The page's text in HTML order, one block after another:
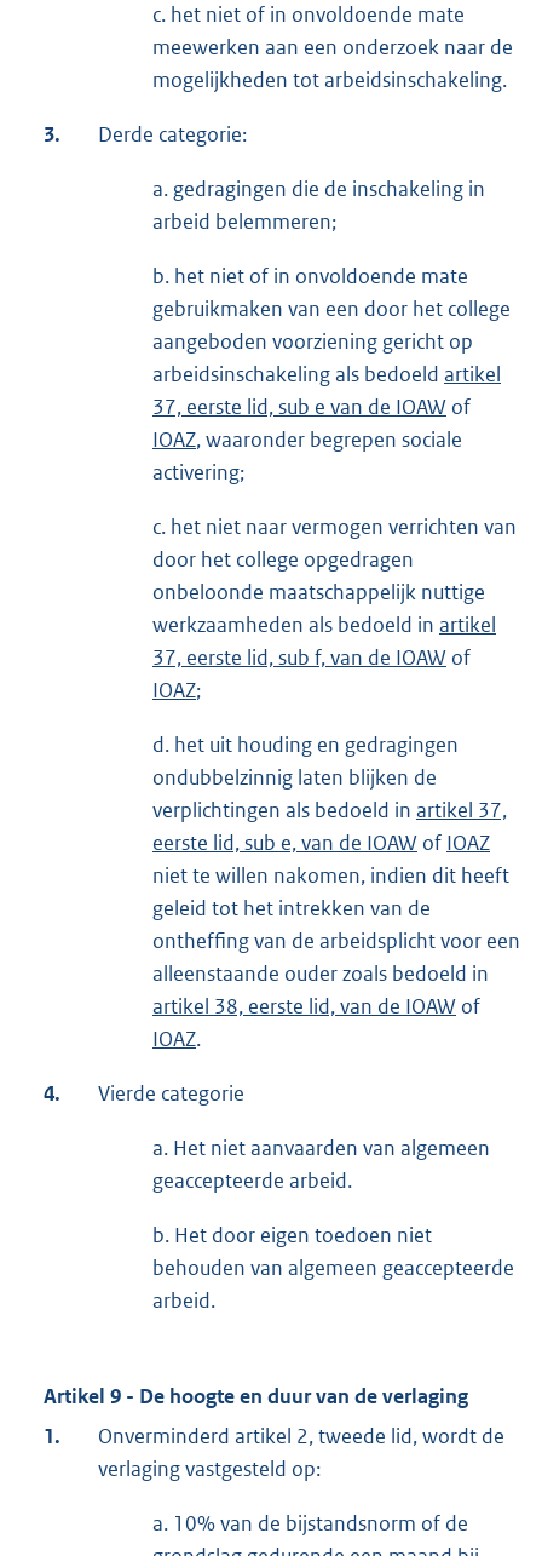
c. het niet of in onvoldoende mate
meewerken aan een onderzoek naar de
mogelijkheden tot arbeidsinschakeling.
3. Derde categorie:
a. gedragingen die de inschakeling in
arbeid belemmeren;
b. het niet of in onvoldoende mate
gebruikmaken van een door het college
aangeboden voorziening gericht op
arbeidsinschakeling als bedoeld artikel
37, eerste lid, sub e van de IOAW of
IOAZ, waaronder begrepen sociale
activering;
c. het niet naar vermogen verrichten van
door het college opgedragen
onbeloonde maatschappelijk nuttige
werkzaamheden als bedoeld in artikel
37, eerste lid, sub f, van de IOAW of
IOAZ;
d. het uit houding en gedragingen
ondubbelzinnig laten blijken de
verplichtingen als bedoeld in artikel 37,
eerste lid, sub e, van de IOAW of IOAZ
niet te willen nakomen, indien dit heeft
geleid tot het intrekken van de
ontheffing van de arbeidsplicht voor een
alleenstaande ouder zoals bedoeld in
artikel 38, eerste lid, van de IOAW of
IOAZ.
4. Vierde categorie
a. Het niet aanvaarden van algemeen
geaccepteerde arbeid.
b. Het door eigen toedoen niet
behouden van algemeen geaccepteerde
arbeid.
Artikel 9 - De hoogte en duur van de verlaging
1.
Onverminderd artikel 2, tweede lid, wordt de
verlaging vastgesteld op:
a. 10% van de bijstandsnorm of de